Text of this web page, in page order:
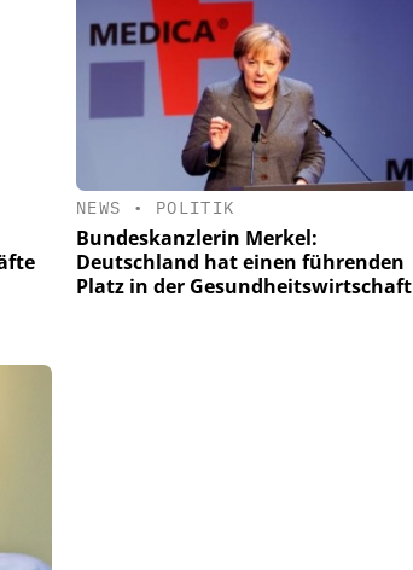
NEWS • POLITIK
Bundeskanzlerin Merkel:
Deutschland hat einen führenden
Platz in der Gesundheitswirtschaft